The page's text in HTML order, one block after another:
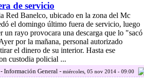
de servicio
Red Banelco, ubicado en la zona del Mc
el domingo último fuera de servicio, luego
un rayo provocara una descarga que lo "sacó
por la mañana, personal autorizado
el dinero de su interior. Hasta ese
custodia policial ...
Información General - miércoles, 05 nov 2014 - 09:00